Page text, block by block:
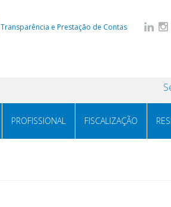
Transparência e Prestação de Contas
PROFISSIONAL FISCALIZAÇÃO